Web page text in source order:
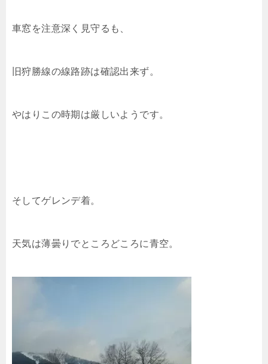
車窓を注意深く見守るも、
旧狩勝線の線路跡は確認出来ず。
やはりこの時期は厳しいようです。
そしてゲレンデ着。
天気は薄曇りでところどころに青空。